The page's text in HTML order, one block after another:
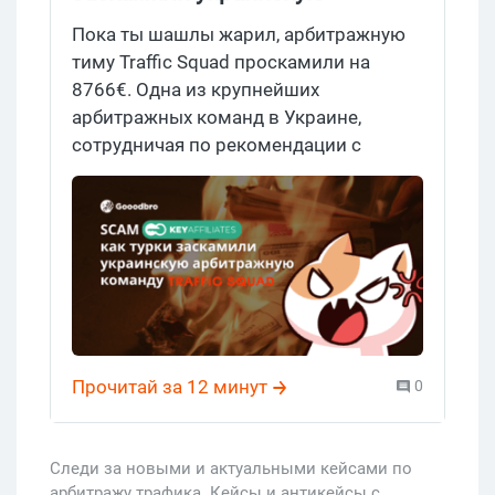
арбитражную команду Traffic
Squad
Пока ты шашлы жарил, арбитражную
тиму Traffic Squad проскамили на
8766€. Одна из крупнейших
арбитражных команд в Украине,
сотрудничая по рекомендации с
крупной партнеркой на эксклюзивных
условиях столкнулась с классическим
скамом, в котором и рекламодатель, и
партнерка отказались оплачивать
налитый траф. Не все так однозначно,
детали matters, о них и поговорим.
Прочитай за 12 минут 0
Следи за новыми и актуальными кейсами по